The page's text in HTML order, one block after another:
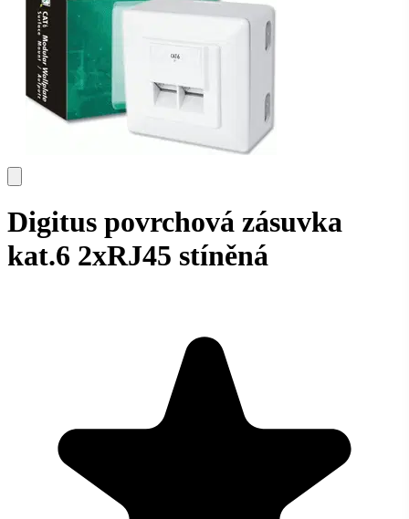
Digitus povrchová zásuvka
kat.6 2xRJ45 stíněná